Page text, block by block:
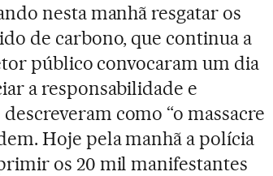
nesta manhã resgatar os
de carbono, que continua a
público convocaram um dia
a responsabilidade e
como “o massacre
Hoje pela manhã a polícia
os 20 mil manifestantes